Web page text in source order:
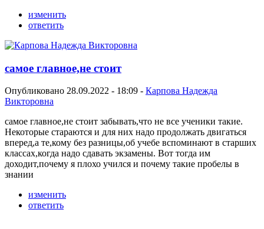
изменить
ответить
самое главное,не стоит
Опубликовано 28.09.2022 - 18:09 - Карпова Надежда
Викторовна
самое главное,не стоит забывать,что не все ученики такие.
Некоторые стараются и для них надо продолжать двигаться
вперед,а те,кому без разницы,об учебе вспоминают в старших
классах,когда надо сдавать экзамены. Вот тогда им
доходит,почему я плохо учился и почему такие пробелы в
знании
изменить
ответить